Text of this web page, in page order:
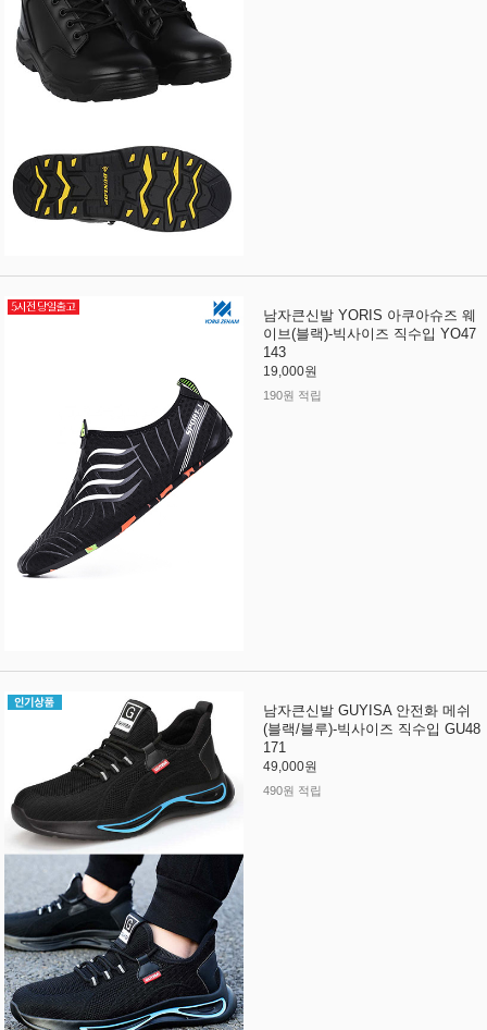
남자큰신발 YORIS 아쿠아슈즈 웨
이브(블랙)-빅사이즈 직수입 YO47
143
19,000원
190원 적립
남자큰신발 GUYISA 안전화 메쉬
(블랙/블루)-빅사이즈 직수입 GU48
171
49,000원
490원 적립